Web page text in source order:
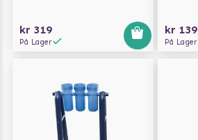
kr 319
På Lager
kr 139
På Lager